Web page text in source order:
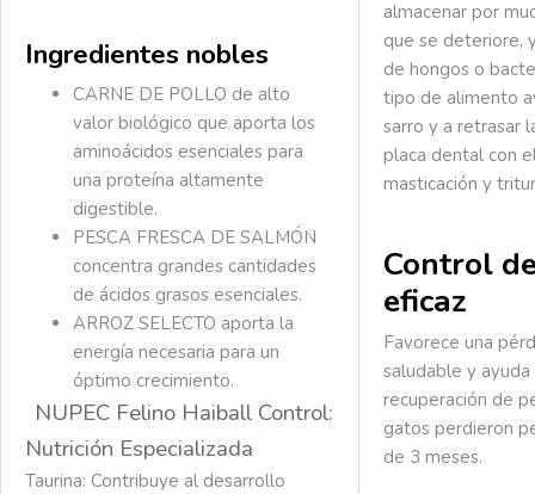
Ingredientes nobles
CARNE DE POLLO de alto
valor biológico que aporta los
aminoácidos esenciales para
una proteína altamente
digestible.
PESCA FRESCA DE SALMÓN
concentra grandes cantidades
de ácidos grasos esenciales.
ARROZ SELECTO aporta la
energía necesaria para un
óptimo crecimiento.
NUPEC Felino Haiball Control:
Nutrición Especializada
Taurina: Contribuye al desarrollo
almacenar por
que se deteriore,
de hongos o
tipo de alimento
sarro y a retrasar
placa dental con
masticación y
Control
eficaz
Favorece una
saludable y
recuperación de
gatos perdieron
de 3 meses.